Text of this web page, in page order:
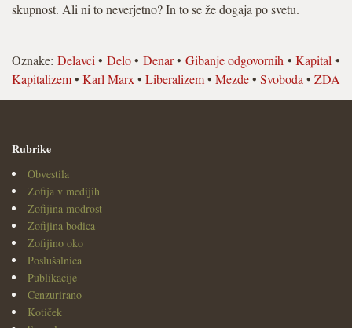
skupnost. Ali ni to neverjetno? In to se že dogaja po svetu.
Oznake: Delavci • Delo• Denar• Gibanje odgovornih •Kapital •
Kapitalizem• Karl Marx • Liberalizem• Mezde• Svoboda • ZDA
Rubrike
Obvestila
Zofija v medijih
Zofijina modrost
Zofijina bodica
Zofijino oko
Poslušalnica
Publikacije
Cenzurirano
Kotiček